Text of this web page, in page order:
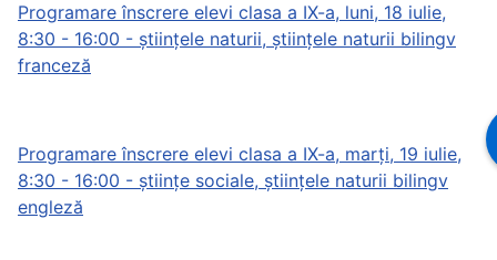
Programare înscrere elevi clasa a IX-a, luni, 18 iulie,
8:30 - 16:00 - științele naturii, științele naturii bilingv
franceză
Programare înscrere elevi clasa a IX-a, marți, 19 iulie,
8:30 - 16:00 - științe sociale, științele naturii bilingv
engleză